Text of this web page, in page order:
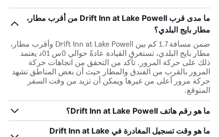
ما مدى قرب Drift Inn at Lake Powell من أقرب مطار،
مطار بايج البلدي؟
ضمن مسافة 1.7 كم بين Drift Inn at Lake Powell وأقرب مطار،
مطار بايج البلدي، تستغرق القيادة عادةً حوالي 0س 01د يعتمد
ذلك على حركة المرور. تأكد من التحقق من اتجاهات حركة
المرور بالقرب من الفندق والمطار حيث أن بعض المناطق تشهد
حركة مرور أعلى من غيرها ويمكن أن تزيد من وقت السفر
المتوقع.
ما هو رقم هاتف Drift Inn at Lake Powell؟
ما هو وقت تسجيل المغادرة في Drift Inn at Lake